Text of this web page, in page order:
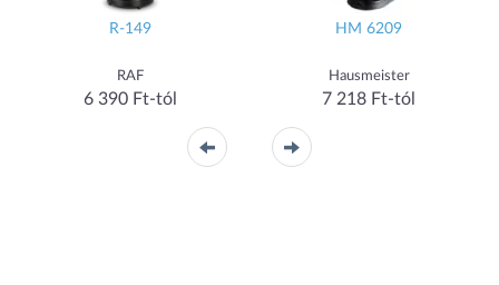
R-149
RAF
6 390 Ft-tól
HM 6209
Hausmeister
7 218 Ft-tól